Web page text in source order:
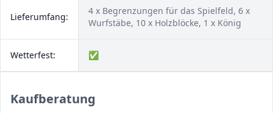
Lieferumfang:
4 x Begrenzungen für das Spielfeld, 6 x
Wurfstäbe, 10 x Holzblöcke, 1 x König
Wetterfest: ✅
Kaufberatung